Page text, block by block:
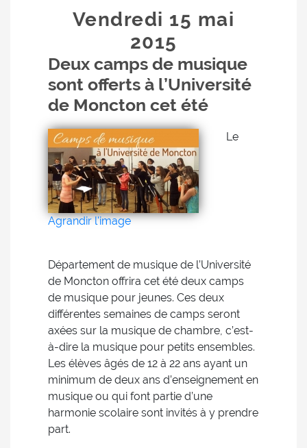
Vendredi 15 mai
2015
Deux camps de musique
sont offerts à l’Université
de Moncton cet été
Agrandir l'image
Le
Département de musique de l’Université
de Moncton offrira cet été deux camps
de musique pour jeunes. Ces deux
différentes semaines de camps seront
axées sur la musique de chambre, c’est-
à-dire la musique pour petits ensembles.
Les élèves âgés de 12 à 22 ans ayant un
minimum de deux ans d’enseignement en
musique ou qui font partie d’une
harmonie scolaire sont invités à y prendre
part.